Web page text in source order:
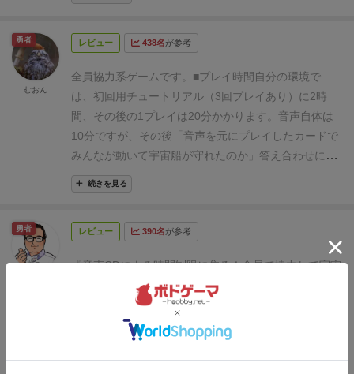
撃して生き残る協力ゲームとなっている。
の作品で、デザイナーはヴラーダ・フヴァチル
（Vlaada Chvátil）。聞きなれない名前かもしれない
が、彼はチェコの有名なゲームデザイナーで代表作と
して「スルー・ジ・エイジス」、「ギャラクシー・ト
ラッカー」、「コードネーム」などがあり、独特で魅
力的なゲームを作るのが得意と聞いている。そして、
その独創的なゲーム性が評価されて本作は、
イツ年間ゲーム大賞「New Worlds Game部門」
門」受賞などの栄誉に輝いているのだ。
れな貴様たちに今回のミッションについて講義する。
士官候補生
何？まだ入学しておらず仮入学だと！
国産メーカーが気合いを入れて日本語化したおかげで
が、10分以内で終わり、しかも面白さは損なわれてい
は宇宙船に乗って、敵が攻めてくるので、それに対処
して生き残ることを目指すという聞くだけだとシンプ
ルそうに見えるが、ルールはかなり複雑でルールブッ
クも２冊もあり、しかもそれぞれが会話形式になって
おり、わかりづらさもトップクラス笑
なので、全員が
知らない状態でやるのは、かなり危険だと思うので、
ゲームでもある。だが、その壁を乗り越えれば、これ
ほど面白いリアルタイム協力ゲームは他にないんじゃ
ないかと思わせるほどのゲームで、ファンがいるのも
納得する完成度。また、ゲーム自体のレベルはかなり
高く、１つのミスが全滅につながったりするので、か
なりシビア。さらに敵のレベルを上げることもでき、
１匹で全滅なんてこともザラにある難しさ笑 だが、１
回が短いのでもう１回！となるところもいい。そのお
レビュー 438名が参考
全員協力系ゲームです。 ■プレイ時間 自分の環境で
は、初回用チュートリアル（3回プレイあり）に2時
間、その後の1プレイは20分かかります。 音声自体は
10分ですが、その後「音声を元にプレイしたカードで
みんなが動いて宇宙船が守れたのか」答え合わせに10
分くらいかかるので、計20分となります。
た感覚協力系ゲームとしては面白い。特に「協力しよ
するところとか。初回プレイ時は「慣れている人が1
■フレー
るから、それに備えて行動しておくだけの<簡単>な仕
「…おっと、そろそろ「前回の乗組員の葬式」
が始まる時間だ、失礼する」 という、「ヤバい企業」
続きを見る
勇者
むおん
レビュー 390名が参考
『音声CDによる時間制限に焦る！全員で協力して宇宙
船を無事に帰還させよう！』一時期、続けざまに発売
された、CD同梱のタイムリミット協力ゲーム。
CDをプレイヤーで流し、音声の内容に従って進行役が
カードの処理を行い、宇宙船の内外に敵が出現する予
定が発表されます。宇宙船外からのトラブルは紫のカ
勇者